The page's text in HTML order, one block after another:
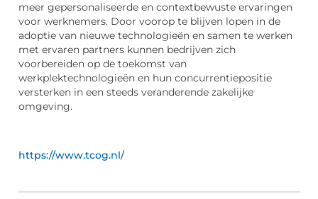
meer gepersonaliseerde en contextbewuste ervaringen
voor werknemers. Door voorop te blijven lopen in de
adoptie van nieuwe technologieën en samen te werken
met ervaren partners kunnen bedrijven zich
voorbereiden op de toekomst van
werkplektechnologieën en hun concurrentiepositie
versterken in een steeds veranderende zakelijke
omgeving.
https://www.tcog.nl/